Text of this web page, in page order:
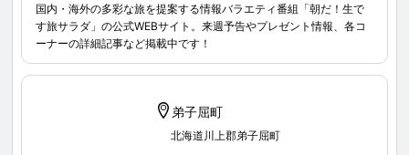
8月1日 土曜 8:00 -9:30 テレビ朝日
tsplus.asahi.co.jp...
国内・海外の多彩な旅を提案する情報バラエティ番組「朝だ！生で
す旅サラダ」の公式WEBサイト。来週予告やプレゼント情報、各コ
ーナーの詳細記事など掲載中です！
弟子屈町
北海道川上郡弟子屈町